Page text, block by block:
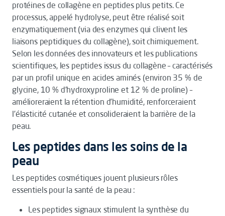
protéines de collagène en peptides plus petits. Ce
processus, appelé hydrolyse, peut être réalisé soit
enzymatiquement (via des enzymes qui clivent les
liaisons peptidiques du collagène), soit chimiquement.
Selon les données des innovateurs et les publications
scientifiques, les peptides issus du collagène – caractérisés
par un profil unique en acides aminés (environ 35 % de
glycine, 10 % d’hydroxyproline et 12 % de proline) –
amélioreraient la rétention d’humidité, renforceraient
l’élasticité cutanée et consolideraient la barrière de la
peau.
Les peptides dans les soins de la
peau
Les peptides cosmétiques jouent plusieurs rôles
essentiels pour la santé de la peau :
Les peptides signaux stimulent la synthèse du